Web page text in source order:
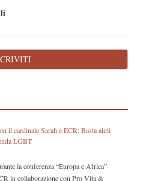
il cardinale Sarah e ECR: Basta aiuti
LGBT
la conferenza “Europa e Africa”
in collaborazione con Pro Vita &